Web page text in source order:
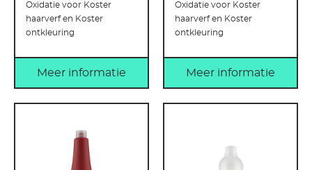
Oxidatie voor Koster
haarverf en Koster
ontkleuring
Meer informatie
Oxidatie voor Koster
haarverf en Koster
ontkleuring
Meer informatie